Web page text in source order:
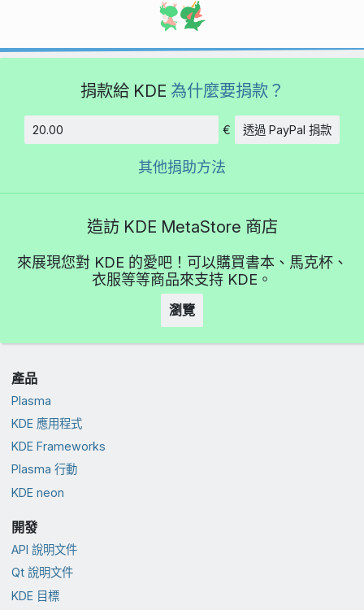
捐款給 KDE 為什麼要捐款？
€ 透過 PayPal 捐款
其他捐助方法
造訪 KDE MetaStore 商店
來展現您對 KDE 的愛吧！可以購買書本、馬克杯、
衣服等等商品來支持 KDE。
瀏覽
產品
Plasma
KDE 應用程式
KDE Frameworks
Plasma 行動
KDE neon
開發
API 說明文件
Qt 說明文件
KDE 目標